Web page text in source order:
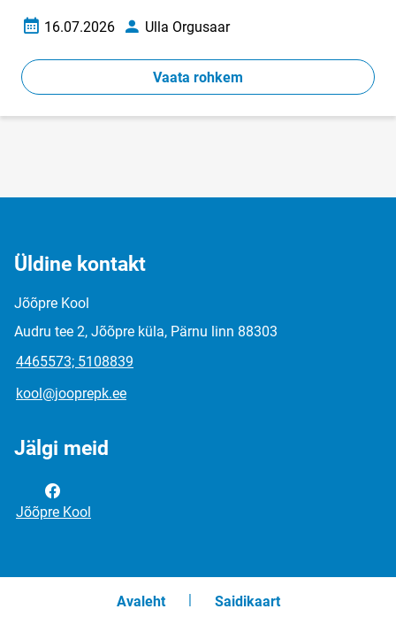
Loomise kuupäev
16.07.2026 AutorUlla Orgusaar
Vaata rohkem
Üldine kontakt
Jõõpre Kool
Audru tee 2, Jõõpre küla, Pärnu linn 88303
4465573; 5108839
kool@jooprepk.ee
Jälgi meid
Jõõpre Kool
Avaleht Saidikaart